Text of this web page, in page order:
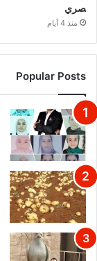
صري
منذ 4 أيام
Popular Posts